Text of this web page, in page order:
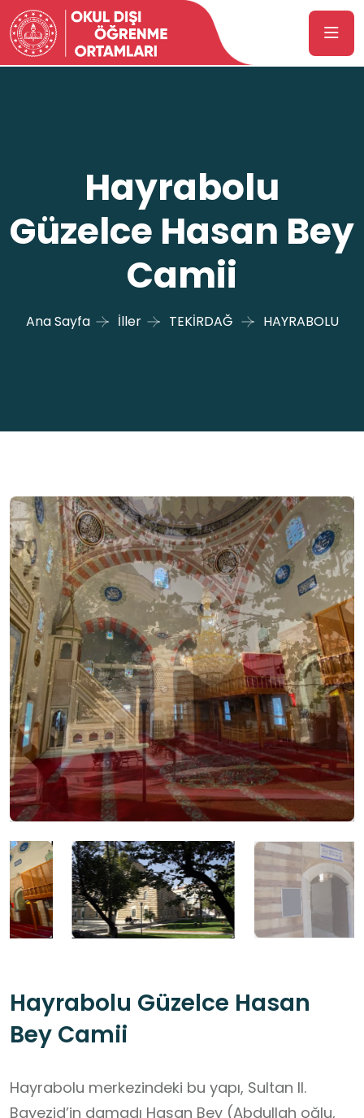
Hayrabolu
Güzelce Hasan Bey
Camii
Ana Sayfa İller TEKİRDAĞ HAYRABOLU
Hayrabolu Güzelce Hasan
Bey Camii
Hayrabolu merkezindeki bu yapı, Sultan II.
Bayezid’in damadı Hasan Bey (Abdullah oğlu,